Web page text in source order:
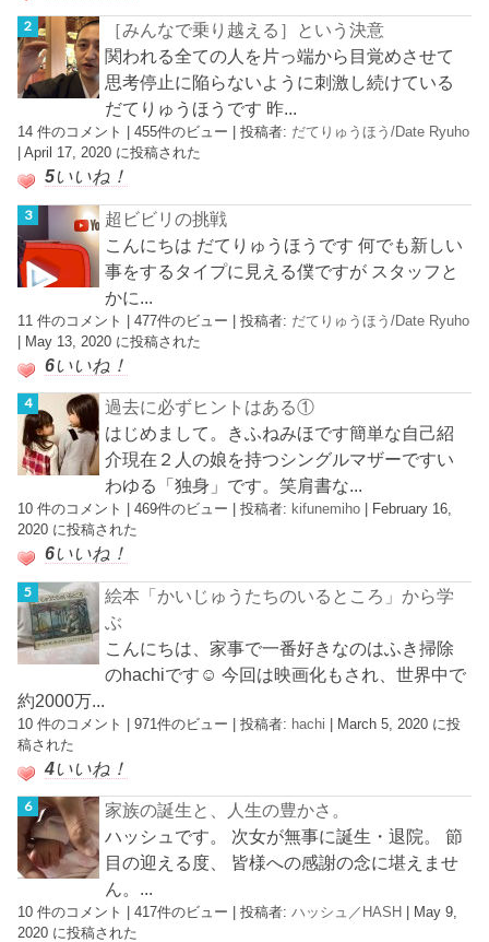
［みんなで乗り越える］という決意
関われる全ての人を片っ端から目覚めさせて
思考停止に陥らないように刺激し続けている
だてりゅうほうです 昨...
14 件のコメント |455件のビュー |投稿者: だてりゅうほう/Date Ryuho
|April 17, 2020 に投稿された
5いいね！
超ビビリの挑戦
こんにちは だてりゅうほうです 何でも新しい
事をするタイプに見える僕ですが スタッフと
かに...
11 件のコメント |477件のビュー |投稿者: だてりゅうほう/Date Ryuho
May 13, 2020 に投稿された
6いいね！
過去に必ずヒントはある①
はじめまして。きふねみほです簡単な自己紹
介現在２人の娘を持つシングルマザーですい
わゆる「独身」です。笑肩書な...
10 件のコメント |469件のビュー |投稿者: kifunemiho
February 16,
2020 に投稿された
6いいね！
絵本「かいじゅうたちのいるところ」から学
ぶ
こんにちは、家事で一番好きなのはふき掃除
のhachiです☺︎ 今回は映画化もされ、世界中で
約2000万...
10 件のコメント |971件のビュー |投稿者: hachi | March 5, 2020 に投
稿された
4いいね！
家族の誕生と、人生の豊かさ。
ハッシュです。 次女が無事に誕生・退院。 節
目の迎える度、 皆様への感謝の念に堪えませ
ん。...
10 件のコメント |417件のビュー |投稿者:ハッシュ／HASH
May 9,
2020 に投稿された